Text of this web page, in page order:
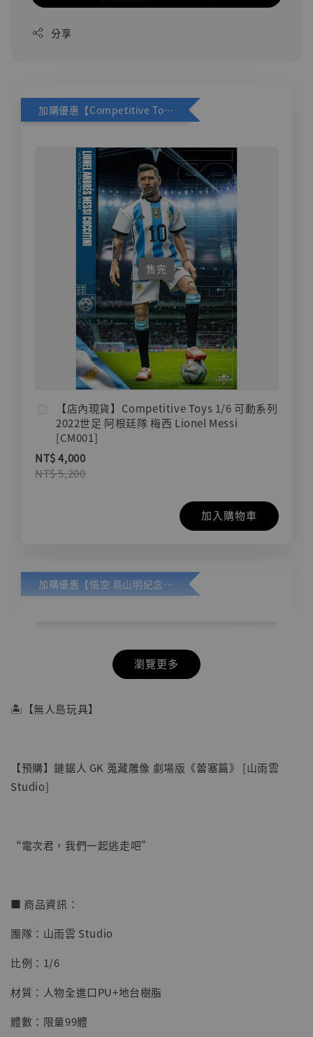
分享
加購優惠【Competitive Toys 梅西 [CM001]】
售完
【店內現貨】Competitive Toys 1/6 可動系列
2022世足 阿根廷隊 梅西 Lionel Messi
[CM001]
NT$ 4,000
NT$ 5,200
加入購物車
加購優惠【悟空 鳥山明紀念款 [奇蹟工作室]】
明紀念款 [奇蹟工作室]
NT$ 5,580
瀏覽更多
🏝【無人島玩具】
【預購】鏈鋸人 GK 蒐藏雕像 劇場版《蕾塞篇》 [山雨雲
Studio]
“電次君，我們一起逃走吧”
■ 商品資訊：
團隊：山雨雲 Studio
比例：1/6
材質：人物全進口PU+地台樹脂
體數：限量99體